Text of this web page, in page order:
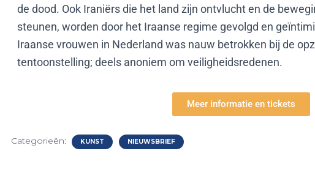
de dood. Ook Iraniërs die het land zijn ontvlucht en de
steunen, worden door het Iraanse regime gevolgd en
Iraanse vrouwen in Nederland was nauw betrokken bij de
tentoonstelling; deels anoniem om veiligheidsredenen.
Meer informatie en tickets
Categorieën: KUNST NIEUWSBRIEF